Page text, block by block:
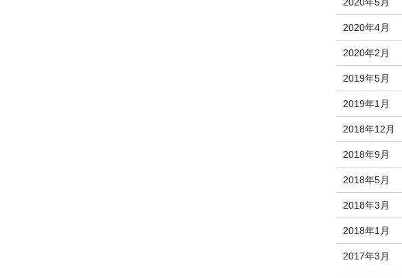
2020年4月
2020年2月
2019年5月
2019年1月
2018年12月
2018年9月
2018年5月
2018年3月
2018年1月
2017年3月